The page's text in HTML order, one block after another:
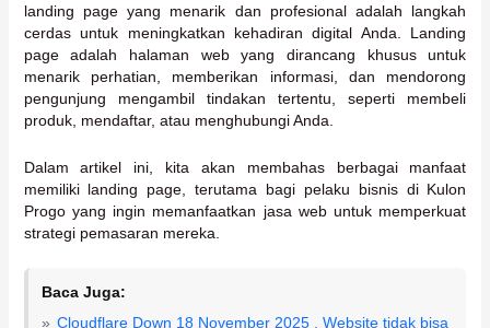
landing page yang menarik dan profesional adalah langkah
cerdas untuk meningkatkan kehadiran digital Anda. Landing
page adalah halaman web yang dirancang khusus untuk
menarik perhatian, memberikan informasi, dan mendorong
pengunjung mengambil tindakan tertentu, seperti membeli
produk, mendaftar, atau menghubungi Anda.
Dalam artikel ini, kita akan membahas berbagai manfaat
memiliki landing page, terutama bagi pelaku bisnis di Kulon
Progo yang ingin memanfaatkan jasa web untuk memperkuat
strategi pemasaran mereka.
Baca Juga:
Cloudflare Down 18 November 2025 , Website tidak bisa